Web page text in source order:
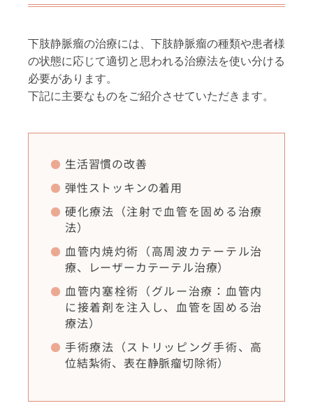
下肢静脈瘤の治療には、下肢静脈瘤の種類や患者様
の状態に応じて適切と思われる治療法を使い分ける
必要があります。
下記に主要なものをご紹介させていただきます。
生活習慣の改善
弾性ストッキンの着用
硬化療法（注射で血管を固める治療
法）
血管内焼灼術（高周波カテーテル治
療、レーザーカテーテル治療）
血管内塞栓術（グルー治療：血管内
に接着剤を注入し、血管を固める治
療法）
手術療法（ストリッピング手術、高
位結紮術、表在静脈瘤切除術）